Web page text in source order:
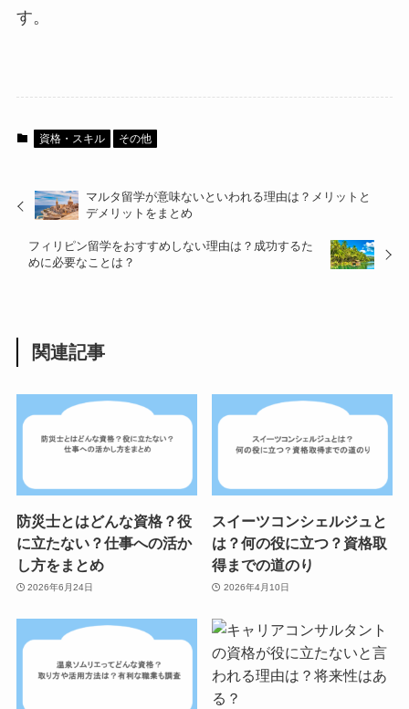
す。
資格・スキル その他
マルタ留学が意味ないといわれる理由は？メリットと
デメリットをまとめ
フィリピン留学をおすすめしない理由は？成功するた
めに必要なことは？
関連記事
防災士とはどんな資格？役
に立たない？仕事への活か
し方をまとめ
2026年6月24日
スイーツコンシェルジュと
は？何の役に立つ？資格取
得までの道のり
2026年4月10日